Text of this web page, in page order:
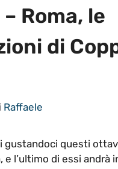
Roma, le
di
Raffaele
gustandoci questi
e l’ultimo di essi andrà